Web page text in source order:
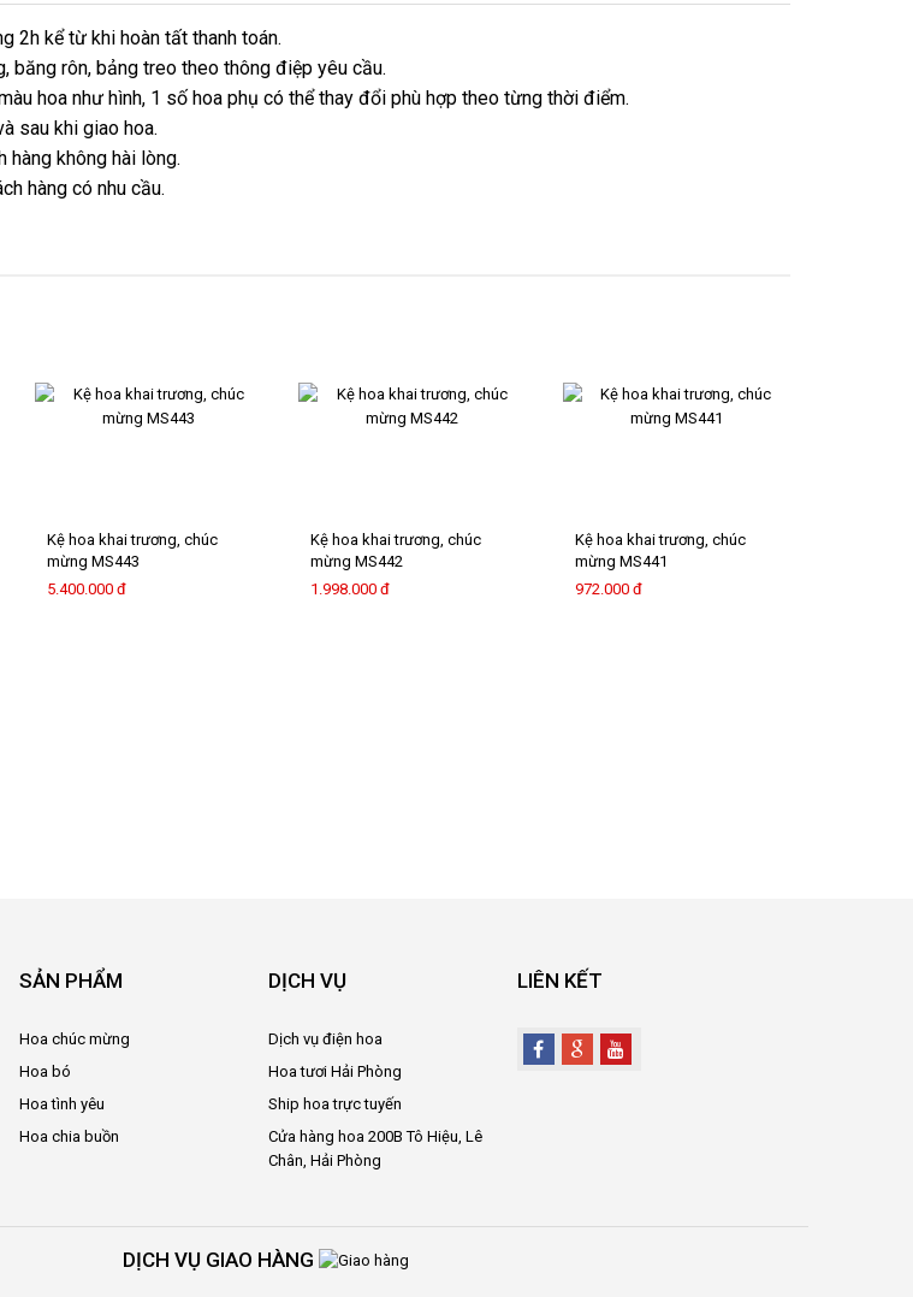
2h kể từ khi hoàn tất thanh toán.
băng rôn, bảng treo theo thông điệp yêu cầu.
hoa như hình, 1 số hoa phụ có thể thay đổi phù hợp theo từng thời điểm.
sau khi giao hoa.
hàng không hài lòng.
hàng có nhu cầu.
Kệ hoa khai trương, chúc
mừng MS443
5.400.000 đ
Kệ hoa khai trương, chúc
mừng MS442
1.998.000 đ
Kệ hoa khai trương, chúc
mừng MS441
972.000 đ
SẢN PHẨM
Hoa chúc mừng
Hoa bó
Hoa tình yêu
Hoa chia buồn
DỊCH VỤ
Dịch vụ điện hoa
Hoa tươi Hải Phòng
Ship hoa trực tuyến
Cửa hàng hoa 200B Tô Hiệu, Lê
Chân, Hải Phòng
LIÊN KẾT
DỊCH VỤ GIAO HÀNG